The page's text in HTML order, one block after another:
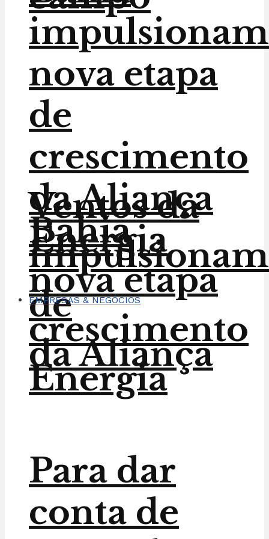
Ventos da
Bahia
impulsionam
nova etapa
de
crescimento
da Aliança
Energia
impulsionam
nova etapa
de
crescimento
da Aliança
Energia
EMPRESAS & NEGÓCIOS
Para dar
conta de